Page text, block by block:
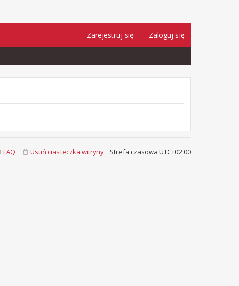
Zaloguj się
Zarejestruj się
Strefa czasowa UTC+02:00
Usuń ciasteczka witryny
FAQ